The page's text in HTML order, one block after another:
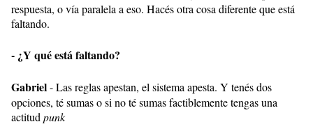
respuesta, o vía paralela a eso. Hacés otra cosa diferente que está
faltando.
- ¿Y qué está faltando?
Gabriel- Las reglas apestan, el sistema apesta. Y tenés dos
opciones, té sumas o si no té sumas factiblemente tengas una
actitudpunk